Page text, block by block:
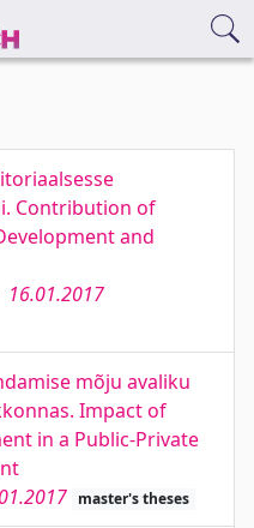
Contribution of
and
16.01.2017
mõju avaliku
Impact of
in a Public-Private
master's theses